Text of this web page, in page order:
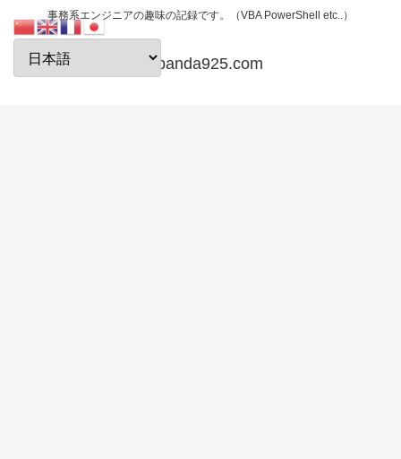
事務系エンジニアの趣味の記録です。（VBA PowerShell etc..）
papanda925.com